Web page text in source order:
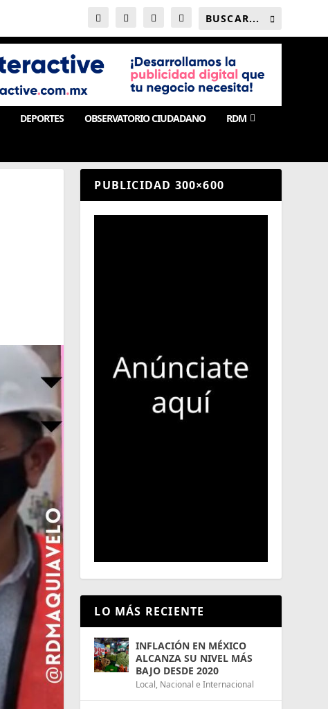
DEPORTES OBSERVATORIO CIUDADANO RDM
PUBLICIDAD 300×600
LO MÁS RECIENTE
INFLACIÓN EN MÉXICO
ALCANZA SU NIVEL MÁS
BAJO DESDE 2020
Local, Nacional e Internacional